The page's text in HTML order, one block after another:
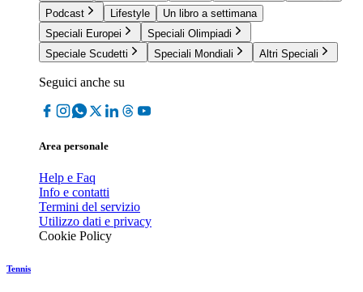
Podcast
Lifestyle
Un libro a settimana
Speciali Europei
Speciali Olimpiadi
Speciale Scudetti
Speciali Mondiali Altri Speciali
Seguici anche su
Area personale
Help e Faq
Info e contatti
Termini del servizio
Utilizzo dati e privacy
Cookie Policy
Tennis